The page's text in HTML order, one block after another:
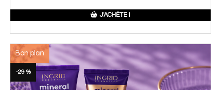
J'ACHÈTE !
Bon plan
-29 %